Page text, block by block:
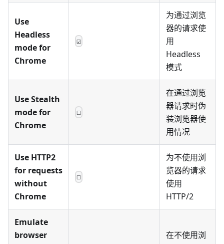
Use
Headless
mode for
Chrome
☑
为通过浏览
器的请求使
用
Headless
模式
Use Stealth
mode for
Chrome
☐
在通过浏览
器请求时伪
装浏览器使
用情况
Use HTTP2
for requests
without
Chrome
☐
为不使用浏
览器的请求
使用
HTTP/2
Emulate
browser
在不使用浏